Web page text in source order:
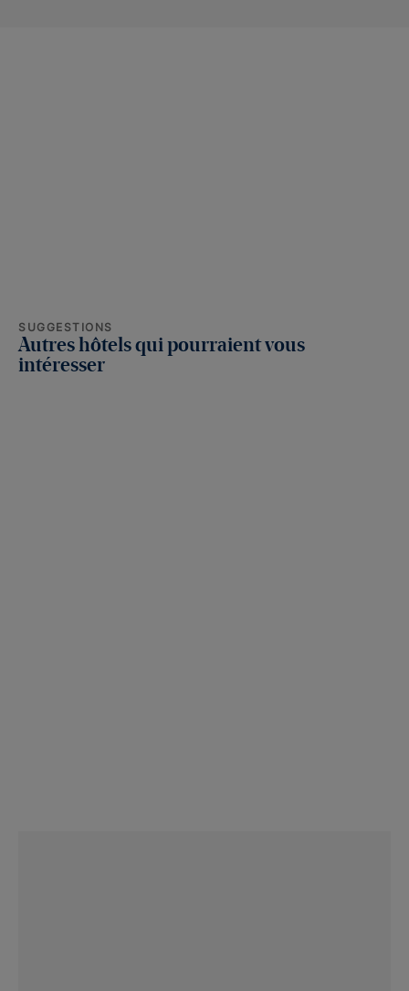
SUGGESTIONS
Autres hôtels qui pourraient vous
intéresser